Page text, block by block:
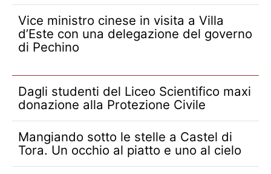
Vice ministro cinese in visita a Villa
d’Este con una delegazione del governo
di Pechino
Dagli studenti del Liceo Scientifico maxi
donazione alla Protezione Civile
Mangiando sotto le stelle a Castel di
Tora. Un occhio al piatto e uno al cielo